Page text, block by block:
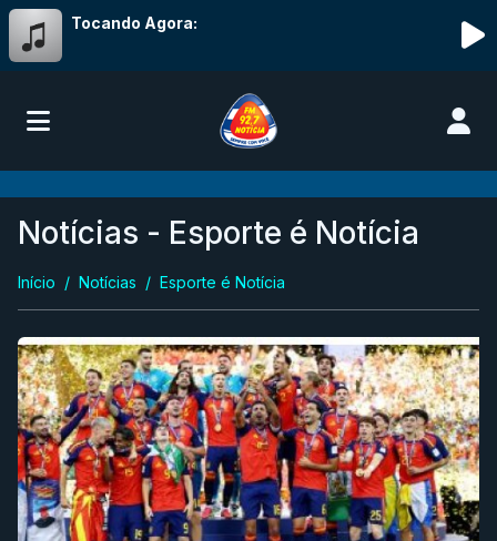
Tocando Agora:
Notícias - Esporte é Notícia
Início Notícias Esporte é Notícia